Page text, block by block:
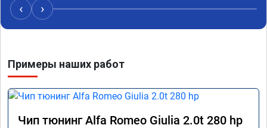
‹ ›
Примеры наших работ
Чип тюнинг Alfa Romeo Giulia 2.0t 280 hp